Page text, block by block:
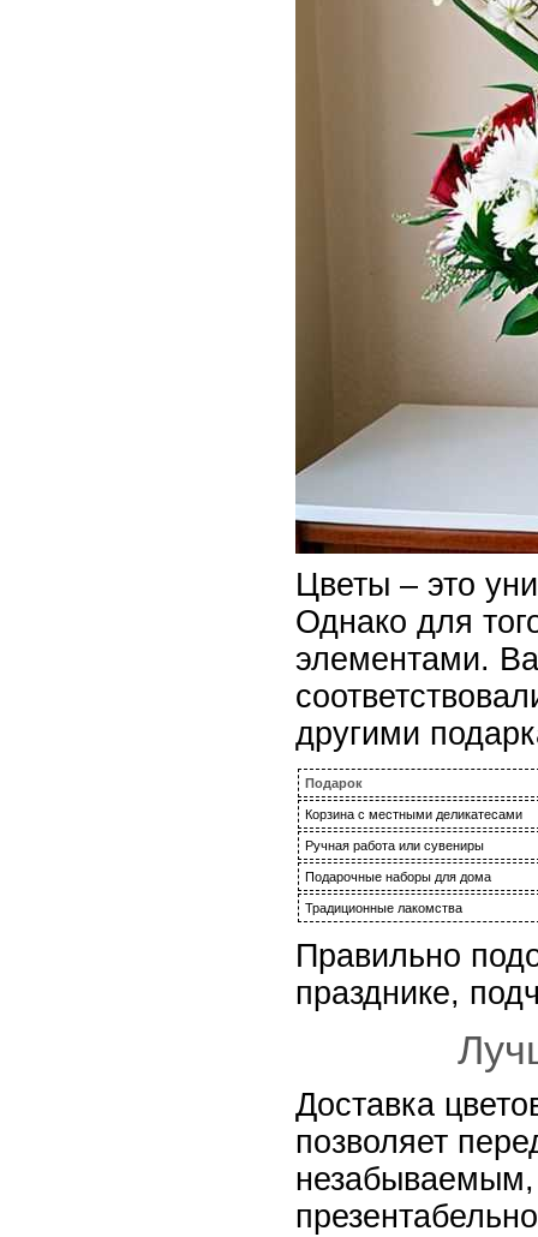
Цветы – это
Однако для
элементами.
другими
Подарок
Корзина с местными деликатесами
Ручная работа или сувениры
Подарочные наборы для дома
Традиционные лакомства
Правильно
празднике,
Доставка
позволяет
незабываемым,